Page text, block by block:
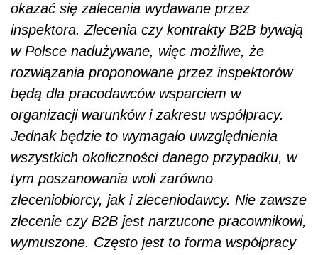
okazać się zalecenia wydawane przez
inspektora. Zlecenia czy kontrakty B2B bywają
w Polsce nadużywane, więc możliwe, że
rozwiązania proponowane przez inspektorów
będą dla pracodawców wsparciem w
organizacji warunków i zakresu współpracy.
Jednak będzie to wymagało uwzględnienia
wszystkich okoliczności danego przypadku, w
tym poszanowania woli zarówno
zleceniobiorcy, jak i zleceniodawcy. Nie zawsze
zlecenie czy B2B jest narzucone pracownikowi,
wymuszone. Często jest to forma współpracy